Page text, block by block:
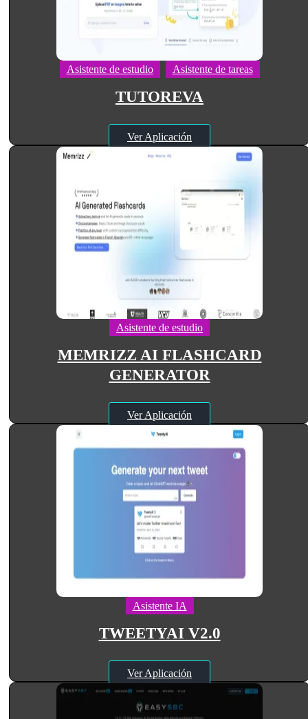
Asistente de estudio Asistente de tareas
TUTOREVA
Ver Aplicación
Asistente de estudio
MEMRIZZ AI FLASHCARD
GENERATOR
Ver Aplicación
Asistente IA
TWEETYAI V2.0
Ver Aplicación